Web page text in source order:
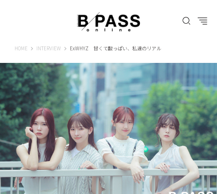
HOME B-PASS ONLINE
INTERVIEW ExWHYZ 甘くて酸っぱい、私達のリアル